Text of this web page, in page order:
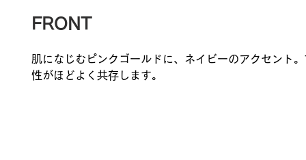
FRONT
肌になじむピンクゴールドに、ネイビーのアクセント
性がほどよく共存します。